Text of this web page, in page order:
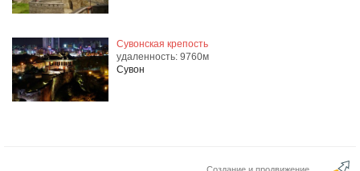
Сувонская крепость
удаленность: 9760м
Сувон